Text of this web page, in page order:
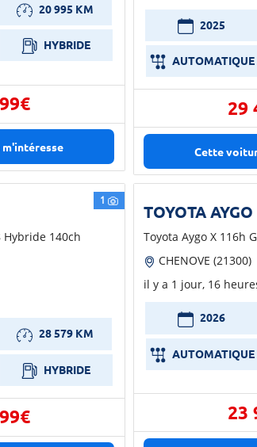
20 995 KM
HYBRIDE
2025
AUTOMATIQUE
29
Cette
1
Hybride 140ch
28 579 KM
HYBRIDE
TOYOTA AYGO
Toyota Aygo X 116h
CHENOVE (21300)
il y a 1 jour, 16
2026
AUTOMATIQUE
23